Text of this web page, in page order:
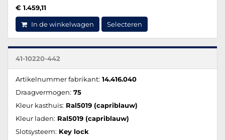
€ 1.459,11
In de winkelwagen Selecteren
41-10220-442
Artikelnummer fabrikant: 14.416.040
Draagvermogen: 75
Kleur kasthuis: Ral5019 (capriblauw)
Kleur laden: Ral5019 (capriblauw)
Slotsysteem: Key lock